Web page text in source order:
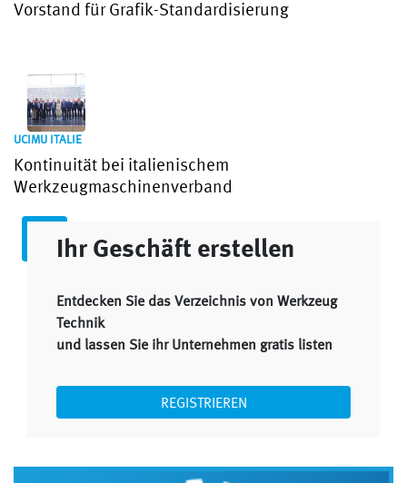
Vorstand für Grafik-Standardisierung
UCIMU ITALIE
Kontinuität bei italienischem
Werkzeugmaschinenverband
Ihr Geschäft erstellen
Entdecken Sie das Verzeichnis von Werkzeug
Technik
und lassen Sie ihr Unternehmen gratis listen
REGISTRIEREN